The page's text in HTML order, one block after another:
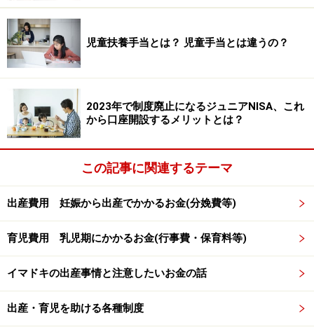
範囲）では、子どもの年齢にかかわらず、1人あたり月
5000円でした。さらに所得が高い家庭で、所得上限限度
額※を超えると、児童手当自体がもらえませんでした。
しかし、この改正で、所得が高い家庭でも児童手当が受
け取れることになります。
※所得制限限度額と所得上限限度額は、子どもの人数や
配偶者の年収によって異なる
子どもの人数の数え方も今までとは変わる
今回の改正で、第1子、第2子……などとする子どもの数え
方にも変更があります。
図表2：子どもの人数の数え方
児童扶養手当とは？ 児童手当とは違うの？
2023年で制度廃止になるジュニアNISA、これ
から口座開設するメリットとは？
この記事に関連するテーマ
出産費用 妊娠から出産でかかるお金(分娩費等)
育児費用 乳児期にかかるお金(行事費・保育料等)
イマドキの出産事情と注意したいお金の話
出産・育児を助ける各種制度